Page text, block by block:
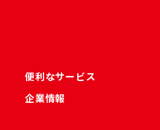
便利なサービス
企業情報